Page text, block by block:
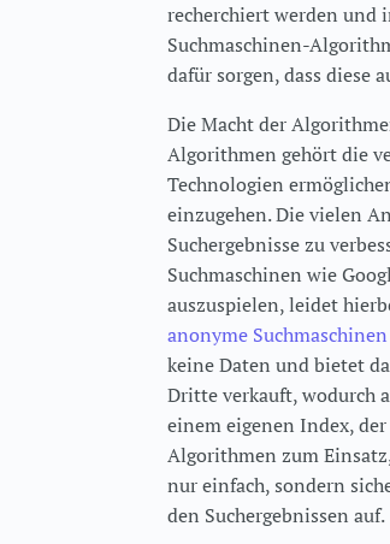
recherchiert werden und
Suchmaschinen-
dafür sorgen, dass diese
Die Macht der
Algorithmen gehört die
Technologien
einzugehen. Die vielen
Suchergebnisse zu
Suchmaschinen wie
auszuspielen, leidet
anonyme Suchmaschinen
keine Daten und bietet
Dritte verkauft, wodurch
einem eigenen Index,
Algorithmen zum
nur einfach, sondern
den Suchergebnissen auf.